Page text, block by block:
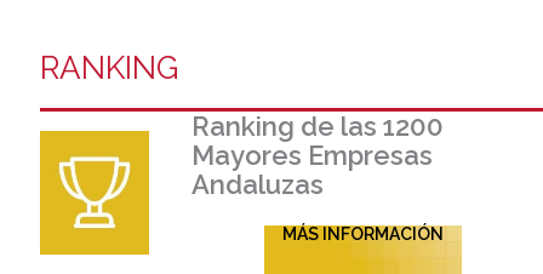
RANKING
Ranking de las 1200
Mayores Empresas
Andaluzas
MÁS INFORMACIÓN